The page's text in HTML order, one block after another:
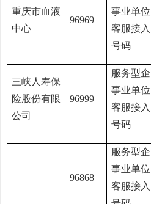
重庆市血液
中心
96969
事业单位
客服接入
号码
三峡人寿保
险股份有限
公司
96999
服务型企
事业单位
客服接入
号码
96868
服务型企
事业单位
客服接入